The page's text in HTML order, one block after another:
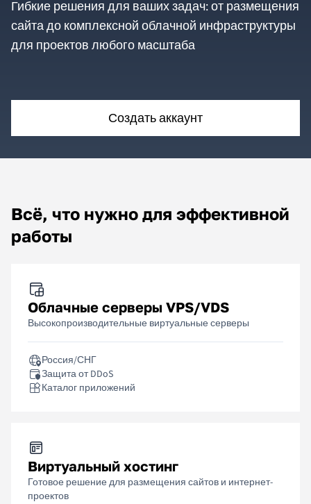
Гибкие решения для ваших задач: от размещения
сайта до комплексной облачной инфраструктуры
для проектов любого масштаба
Создать аккаунт
Всё, что нужно для эффективной
работы
Облачные серверы VPS/VDS
Высокопроизводительные виртуальные серверы
Россия/СНГ
Защита от DDoS
Каталог приложений
Виртуальный хостинг
Готовое решение для размещения сайтов и интернет-
проектов